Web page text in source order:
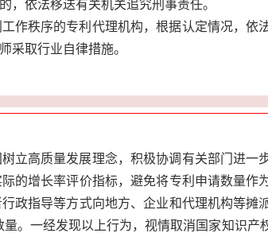
，依法移送有关机关追究刑事责任。
作秩序的专利代理机构，根据认定情况，依
采取行业自律措施。
立高质量发展理念，积极协调有关部门进一
的增长率评价指标，避免将专利申请数量作
政指导等方式向地方、企业和代理机构等摊
。一经发现以上行为，视情取消国家知识产